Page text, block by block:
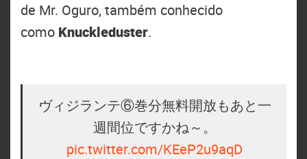
de Mr. Oguro, também conhecido
como Knuckleduster.
ヴィジランテ⑥巻分無料開放もあと一
週間位ですかね～。
pic.twitter.com/KEeP2u9aqD